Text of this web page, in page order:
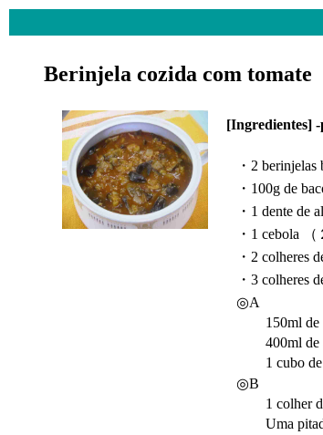
Berinjela cozida com tomate
[Ingredientes]
・2
・100g de
・1 dente de
・1 cebola
・2 colheres
・3 colheres
◎A
150ml de
400ml de
1 cubo de
◎B
1 colher de
Uma pitada